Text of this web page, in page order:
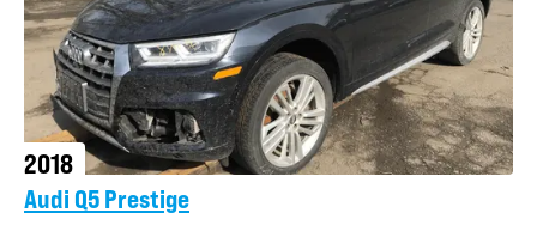
2018
Audi Q5 Prestige